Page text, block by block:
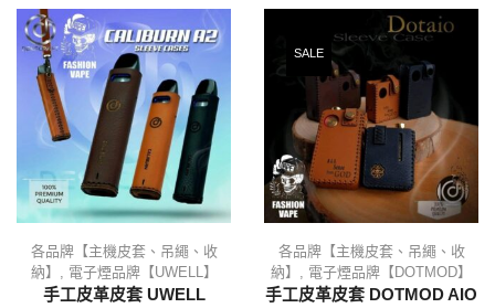
各品牌【主機皮套、吊繩、收
納】
電子煙品牌【UWELL】
手工皮革皮套 UWELL
SALE
各品牌【主機皮套、吊繩、收
納】
電子煙品牌【DOTMOD】
手工皮革皮套 DOTMOD AIO